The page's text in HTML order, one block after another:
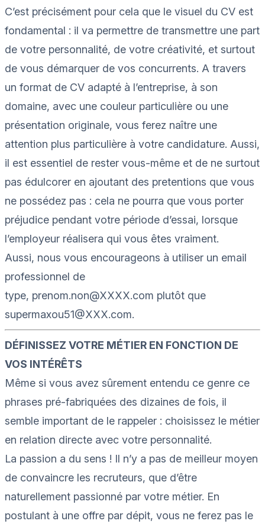
C’est précisément pour cela que le visuel du CV est
fondamental : il va permettre de transmettre une part
de votre personnalité, de votre créativité, et surtout
de vous démarquer de vos concurrents. A travers
un format de CV adapté à l’entreprise, à son
domaine, avec une couleur particulière ou une
présentation originale, vous ferez naître une
attention plus particulière à votre candidature. Aussi,
il est essentiel de rester vous-même et de ne surtout
pas édulcorer en ajoutant des pretentions que vous
ne possédez pas : cela ne pourra que vous porter
préjudice pendant votre période d’essai, lorsque
l’employeur réalisera qui vous êtes vraiment.
Aussi, nous vous encourageons à utiliser un email
professionnel de
type, prenom.non@XXXX.com plutôt que
supermaxou51@XXX.com.
DÉFINISSEZ VOTRE MÉTIER EN FONCTION DE
VOS INTÉRÊTS
Même si vous avez sûrement entendu ce genre ce
phrases pré-fabriquées des dizaines de fois, il
semble important de le rappeler : choisissez le métier
en relation directe avec votre personnalité.
La passion a du sens ! Il n’y a pas de meilleur moyen
de convaincre les recruteurs, que d’être
naturellement passionné par votre métier. En
postulant à une offre par dépit, vous ne ferez pas le